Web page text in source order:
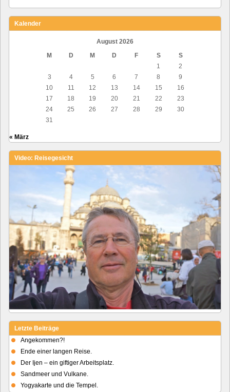
Kalender
August 2026
M
D M D F S
S
1
2
3
4 5 6 7 8
9
10
11 12 13 14 15
16
17
18 19 20 21 22
23
24
25 26 27 28 29
30
31
« März
Video: Reisegesicht
Letzte Beiträge
Angekommen?!
Ende einer langen Reise.
Der Ijen – ein giftiger Arbeitsplatz.
Sandmeer und Vulkane.
Yogyakarte und die Tempel.